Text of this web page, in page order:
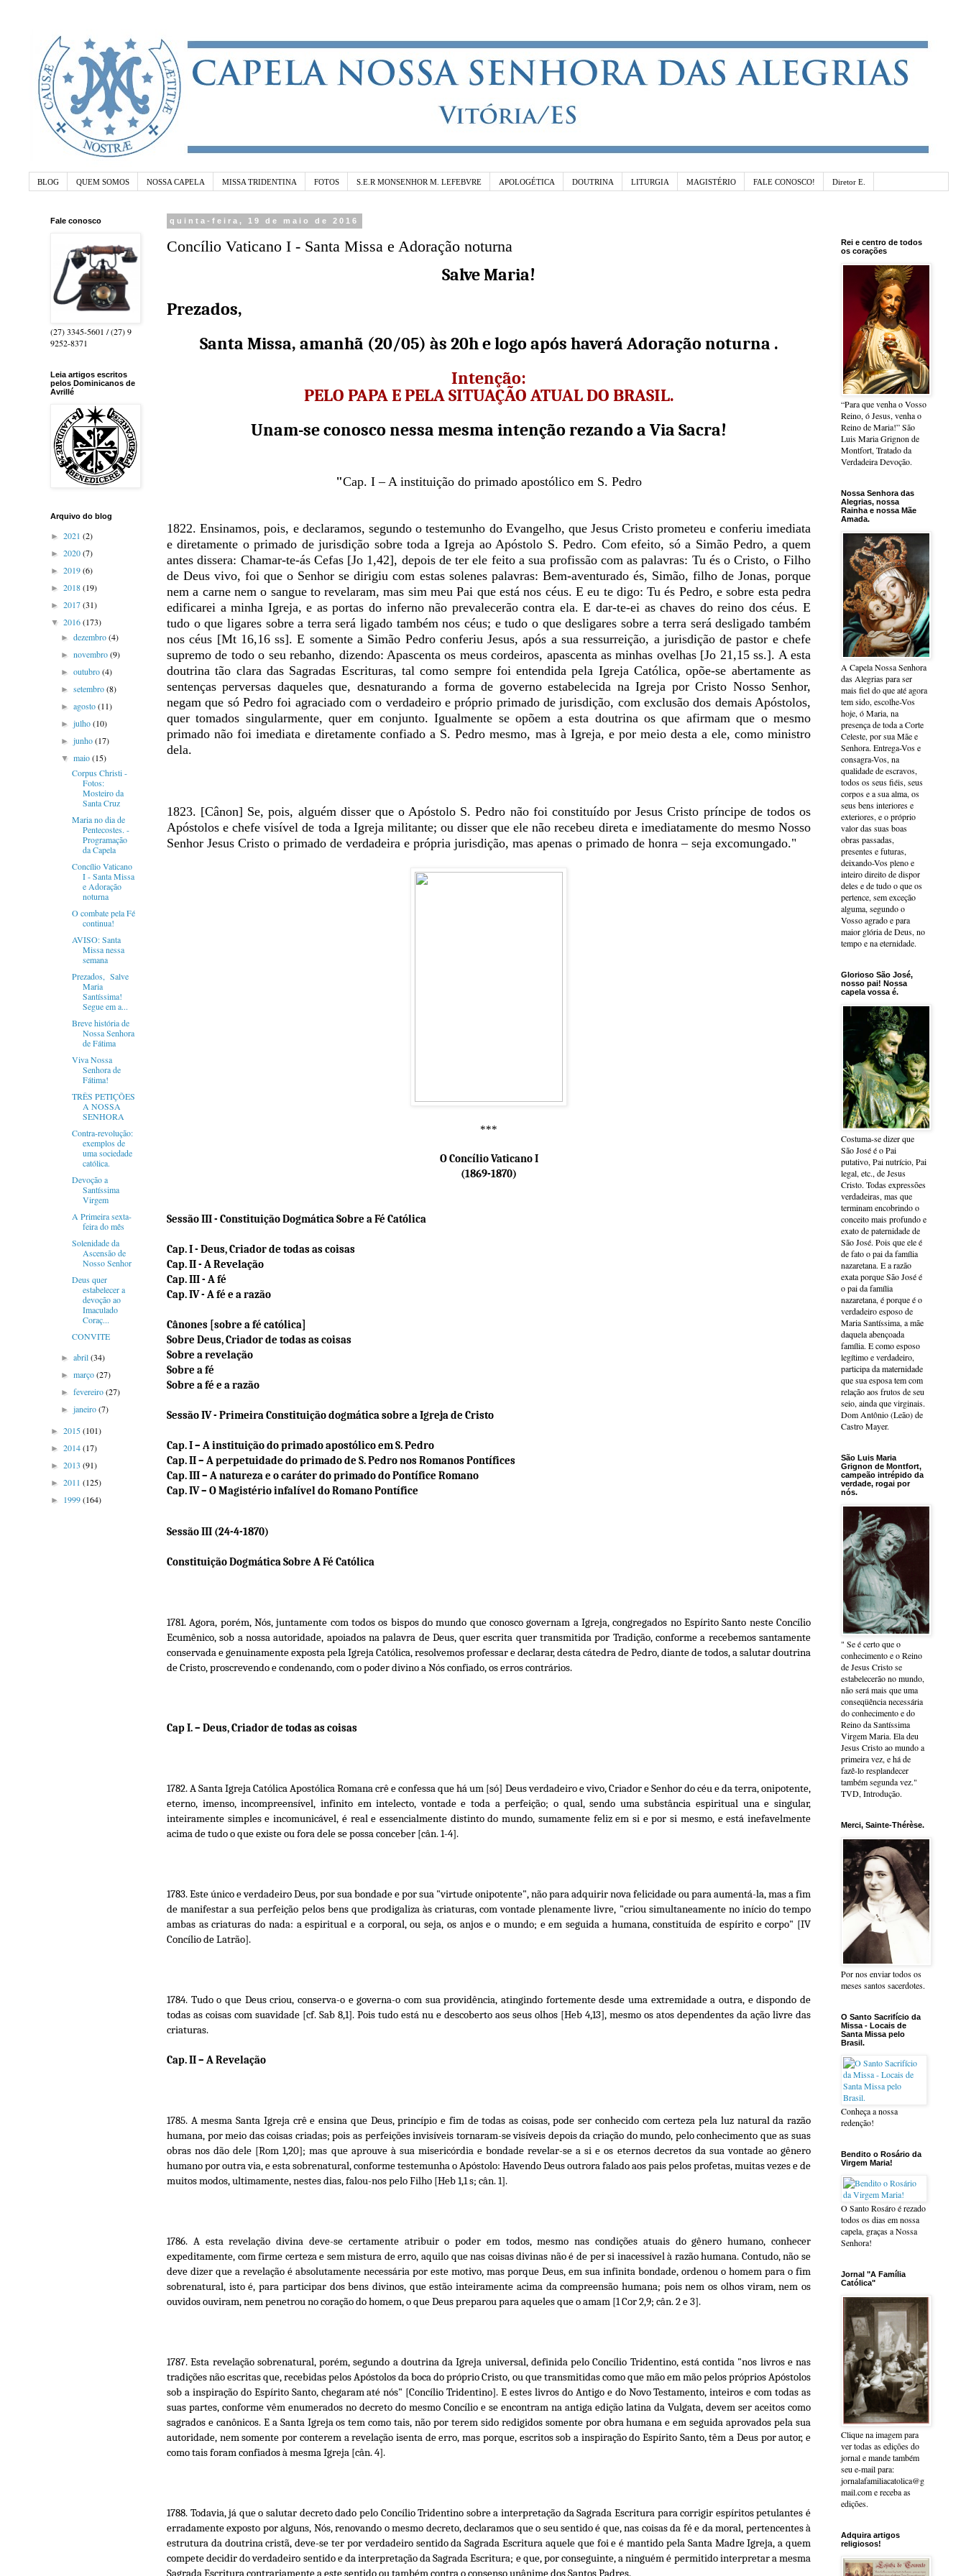
BLOG QUEM SOMOS NOSSA CAPELA MISSA TRIDENTINA FOTOS S.E.R MONSENHOR M. LEFEBVRE APOLOGÉTICA DOUTRINA LITURGIA MAGISTÉRIO FALE CONOSCO! Diretor E.
quinta-feira, 19 de maio de 2016
Concílio Vaticano I - Santa Missa e Adoração noturna
Salve Maria!
Prezados,
Santa Missa, amanhã (20/05) às 20h e logo após haverá Adoração noturna .
Intenção:
PELO PAPA E PELA SITUAÇÃO ATUAL DO BRASIL.
Unam-se conosco nessa mesma intenção rezando a Via Sacra!
"Cap. I – A instituição do primado apostólico em S. Pedro
1822. Ensinamos, pois, e declaramos, segundo o testemunho do Evangelho, que Jesus Cristo prometeu e conferiu imediata
e diretamente o primado de jurisdição sobre toda a Igreja ao Apóstolo S. Pedro. Com efeito, só a Simão Pedro, a quem
antes dissera: Chamar-te-ás Cefas [Jo 1,42], depois de ter ele feito a sua profissão com as palavras: Tu és o Cristo, o Filho
de Deus vivo, foi que o Senhor se dirigiu com estas solenes palavras: Bem-aventurado és, Simão, filho de Jonas, porque
nem a carne nem o sangue to revelaram, mas sim meu Pai que está nos céus. E eu te digo: Tu és Pedro, e sobre esta pedra
edificarei a minha Igreja, e as portas do inferno não prevalecerão contra ela. E dar-te-ei as chaves do reino dos céus. E
tudo o que ligares sobre a terra será ligado também nos céus; e tudo o que desligares sobre a terra será desligado também
nos céus [Mt 16,16 ss]. E somente a Simão Pedro conferiu Jesus, após a sua ressurreição, a jurisdição de pastor e chefe
supremo de todo o seu rebanho, dizendo: Apascenta os meus cordeiros, apascenta as minhas ovelhas [Jo 21,15 ss.]. A esta
doutrina tão clara das Sagradas Escrituras, tal como sempre foi entendida pela Igreja Católica, opõe-se abertamente as
sentenças perversas daqueles que, desnaturando a forma de governo estabelecida na Igreja por Cristo Nosso Senhor,
negam que só Pedro foi agraciado com o verdadeiro e próprio primado de jurisdição, com exclusão dos demais Apóstolos,
quer tomados singularmente, quer em conjunto. Igualmente se opõem a esta doutrina os que afirmam que o mesmo
primado não foi imediata e diretamente confiado a S. Pedro mesmo, mas à Igreja, e por meio desta a ele, como ministro
dela.
1823. [Cânon] Se, pois, alguém disser que o Apóstolo S. Pedro não foi constituído por Jesus Cristo príncipe de todos os
Apóstolos e chefe visível de toda a Igreja militante; ou disser que ele não recebeu direta e imediatamente do mesmo Nosso
Senhor Jesus Cristo o primado de verdadeira e própria jurisdição, mas apenas o primado de honra – seja excomungado."
***
O Concílio Vaticano I
(1869-1870)
Sessão III - Constituição Dogmática Sobre a Fé Católica
Cap. I - Deus, Criador de todas as coisas
Cap. II - A Revelação
Cap. III - A fé
Cap. IV - A fé e a razão
Cânones [sobre a fé católica]
Sobre Deus, Criador de todas as coisas
Sobre a revelação
Sobre a fé
Sobre a fé e a razão
Sessão IV - Primeira Constituição dogmática sobre a Igreja de Cristo
Cap. I – A instituição do primado apostólico em S. Pedro
Cap. II – A perpetuidade do primado de S. Pedro nos Romanos Pontífices
Cap. III – A natureza e o caráter do primado do Pontífice Romano
Cap. IV – O Magistério infalível do Romano Pontífice
Sessão III (24-4-1870)
Constituição Dogmática Sobre A Fé Católica
1781. Agora, porém, Nós, juntamente com todos os bispos do mundo que conosco governam a Igreja, congregados no Espírito Santo neste Concílio
Ecumênico, sob a nossa autoridade, apoiados na palavra de Deus, quer escrita quer transmitida por Tradição, conforme a recebemos santamente
conservada e genuinamente exposta pela Igreja Católica, resolvemos professar e declarar, desta cátedra de Pedro, diante de todos, a salutar doutrina
de Cristo, proscrevendo e condenando, com o poder divino a Nós confiado, os erros contrários.
Cap I. – Deus, Criador de todas as coisas
1782. A Santa Igreja Católica Apostólica Romana crê e confessa que há um [só] Deus verdadeiro e vivo, Criador e Senhor do céu e da terra, onipotente,
eterno, imenso, incompreensível, infinito em intelecto, vontade e toda a perfeição; o qual, sendo uma substância espiritual una e singular,
inteiramente simples e incomunicável, é real e essencialmente distinto do mundo, sumamente feliz em si e por si mesmo, e está inefavelmente
acima de tudo o que existe ou fora dele se possa conceber [cân. 1-4].
1783. Este único e verdadeiro Deus, por sua bondade e por sua "virtude onipotente", não para adquirir nova felicidade ou para aumentá-la, mas a fim
de manifestar a sua perfeição pelos bens que prodigaliza às criaturas, com vontade plenamente livre, "criou simultaneamente no início do tempo
ambas as criaturas do nada: a espiritual e a corporal, ou seja, os anjos e o mundo; e em seguida a humana, constituída de espírito e corpo" [IV
Concílio de Latrão].
1784. Tudo o que Deus criou, conserva-o e governa-o com sua providência, atingindo fortemente desde uma extremidade a outra, e dispondo de
todas as coisas com suavidade [cf. Sab 8,1]. Pois tudo está nu e descoberto aos seus olhos [Heb 4,13], mesmo os atos dependentes da ação livre das
criaturas.
Cap. II – A Revelação
1785. A mesma Santa Igreja crê e ensina que Deus, princípio e fim de todas as coisas, pode ser conhecido com certeza pela luz natural da razão
humana, por meio das coisas criadas; pois as perfeições invisíveis tornaram-se visíveis depois da criação do mundo, pelo conhecimento que as suas
obras nos dão dele [Rom 1,20]; mas que aprouve à sua misericórdia e bondade revelar-se a si e os eternos decretos da sua vontade ao gênero
humano por outra via, e esta sobrenatural, conforme testemunha o Apóstolo: Havendo Deus outrora falado aos pais pelos profetas, muitas vezes e de
muitos modos, ultimamente, nestes dias, falou-nos pelo Filho [Heb 1,1 s; cân. 1].
1786. A esta revelação divina deve-se certamente atribuir o poder em todos, mesmo nas condições atuais do gênero humano, conhecer
expeditamente, com firme certeza e sem mistura de erro, aquilo que nas coisas divinas não é de per si inacessível à razão humana. Contudo, não se
deve dizer que a revelação é absolutamente necessária por este motivo, mas porque Deus, em sua infinita bondade, ordenou o homem para o fim
sobrenatural, isto é, para participar dos bens divinos, que estão inteiramente acima da compreensão humana; pois nem os olhos viram, nem os
ouvidos ouviram, nem penetrou no coração do homem, o que Deus preparou para aqueles que o amam [1 Cor 2,9; cân. 2 e 3].
1787. Esta revelação sobrenatural, porém, segundo a doutrina da Igreja universal, definida pelo Concílio Tridentino, está contida "nos livros e nas
tradições não escritas que, recebidas pelos Apóstolos da boca do próprio Cristo, ou que transmitidas como que mão em mão pelos próprios Apóstolos
sob a inspiração do Espírito Santo, chegaram até nós" [Concílio Tridentino]. E estes livros do Antigo e do Novo Testamento, inteiros e com todas as
suas partes, conforme vêm enumerados no decreto do mesmo Concílio e se encontram na antiga edição latina da Vulgata, devem ser aceitos como
sagrados e canônicos. E a Santa Igreja os tem como tais, não por terem sido redigidos somente por obra humana e em seguida aprovados pela sua
autoridade, nem somente por conterem a revelação isenta de erro, mas porque, escritos sob a inspiração do Espírito Santo, têm a Deus por autor, e
como tais foram confiados à mesma Igreja [cân. 4].
1788. Todavia, já que o salutar decreto dado pelo Concílio Tridentino sobre a interpretação da Sagrada Escritura para corrigir espíritos petulantes é
erradamente exposto por alguns, Nós, renovando o mesmo decreto, declaramos que o seu sentido é que, nas coisas da fé e da moral, pertencentes à
estrutura da doutrina cristã, deve-se ter por verdadeiro sentido da Sagrada Escritura aquele que foi e é mantido pela Santa Madre Igreja, a quem
compete decidir do verdadeiro sentido e da interpretação da Sagrada Escritura; e que, por conseguinte, a ninguém é permitido interpretar a mesma
Sagrada Escritura contrariamente a este sentido ou também contra o consenso unânime dos Santos Padres.
Fale conosco
(27) 3345-5601 / (27) 9
9252-8371
Leia artigos escritos
pelos Dominicanos de
Avrillé
Arquivo do blog
► 2021 (2)
► 2020(7)
► 2019(6)
► 2018(19)
► 2017(31)
▼ 2016(173)
►dezembro(4)
►novembro(9)
►outubro(4)
►setembro(8)
►agosto(11)
►julho(10)
►junho(17)
▼maio(15)
Corpus Christi -
Fotos:
Mosteiro da
Santa Cruz
Maria no dia de
Pentecostes. -
Programação
da Capela
Concílio Vaticano
I - Santa Missa
e Adoração
noturna
O combate pela Fé
continua!
AVISO: Santa
Missa nessa
semana
Prezados, Salve
Maria
Santíssima!
Segue em a...
Breve história de
Nossa Senhora
de Fátima
Viva Nossa
Senhora de
Fátima!
TRÊS PETIÇÕES
A NOSSA
Contra-revolução:
exemplos de
uma sociedade
católica.
Devoção a
Santíssima
Virgem
A Primeira sexta-
feira do mês
Solenidade da
Ascensão de
Nosso Senhor
Deus quer
estabelecer a
devoção ao
Imaculado
Coraç...
CONVITE
►abril(34)
►março(27)
►fevereiro(27)
►janeiro(7)
► 2015(101)
► 2014(17)
► 2013 (91)
► 2011 (125)
► 1999(164)
Rei e centro de todos
os corações
“Para que venha o Vosso
Reino, ó Jesus, venha o
Reino de Maria!” São
Luis Maria Grignon de
Montfort, Tratado da
Verdadeira Devoção.
Nossa Senhora das
Alegrias, nossa
Rainha e nossa Mãe
Amada.
A Capela Nossa Senhora
das Alegrias para ser
mais fiel do que até agora
tem sido, escolhe-Vos
hoje, ó Maria, na
presença de toda a Corte
Celeste, por sua Mãe e
Senhora. Entrega-Vos e
consagra-Vos, na
qualidade de escravos,
todos os seus fiéis, seus
corpos e a sua alma, os
seus bens interiores e
exteriores, e o próprio
valor das suas boas
obras passadas,
presentes e futuras,
deixando-Vos pleno e
inteiro direito de dispor
deles e de tudo o que os
pertence, sem exceção
alguma, segundo o
Vosso agrado e para
maior glória de Deus, no
tempo e na eternidade.
Glorioso São José,
nosso pai! Nossa
capela vossa é.
Costuma-se dizer que
São José é o Pai
putativo, Pai nutrício, Pai
legal, etc., de Jesus
Cristo. Todas expressões
verdadeiras, mas que
terminam encobrindo o
conceito mais profundo e
exato de paternidade de
São José. Pois que ele é
de fato o pai da família
nazaretana. E a razão
exata porque São José é
o pai da família
nazaretana, é porque é o
verdadeiro esposo de
Maria Santíssima, a mãe
daquela abençoada
família. E como esposo
legítimo e verdadeiro,
participa da maternidade
que sua esposa tem com
relação aos frutos de seu
seio, ainda que virginais.
Dom Antônio (Leão) de
Castro Mayer.
São Luis Maria
Grignon de Montfort,
campeão intrépido da
verdade, rogai por
nós.
" Se é certo que o
conhecimento e o Reino
de Jesus Cristo se
estabelecerão no mundo,
não será mais que uma
conseqüência necessária
do conhecimento e do
Reino da Santíssima
Virgem Maria. Ela deu
Jesus Cristo ao mundo a
primeira vez, e há de
fazê-lo resplandecer
também segunda vez."
TVD, Introdução.
Merci, Sainte-Thérèse.
Por nos enviar todos os
meses santos sacerdotes.
O Santo Sacrifício da
Missa - Locais de
Santa Missa pelo
Brasil.
Conheça a nossa
redenção!
Bendito o Rosário da
Virgem Maria!
O Santo Rosáro é rezado
todos os dias em nossa
capela, graças a Nossa
Senhora!
Jornal "A Família
Católica"
Clique na imagem para
ver todas as edições do
jornal e mande também
seu e-mail para:
jornalafamiliacatolica@g
mail.com e receba as
edições.
Adquira artigos
religiosos!